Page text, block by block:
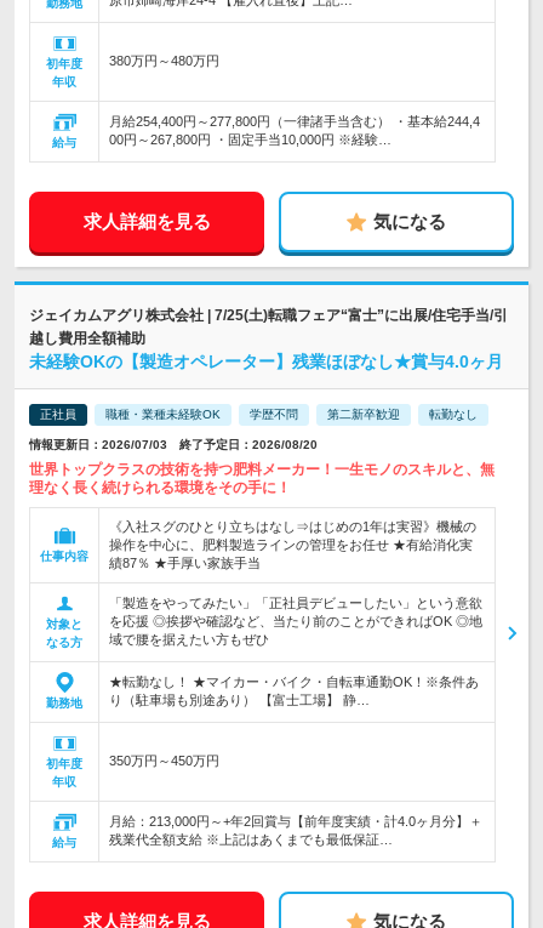
勤務地
初年度
年収
380万円～480万円
給与
月給254,400円～277,800円（一律諸手当含む） ・基本給244,4
00円～267,800円 ・固定手当10,000円 ※経験…
求人詳細を見る 気になる
ジェイカムアグリ株式会社 | 7/25(土)転職フェア“富士”に出展/住宅手当/引
越し費用全額補助
未経験OKの【製造オペレーター】残業ほぼなし★賞与4.0ヶ月
正社員 職種・業種未経験OK 学歴不問 第二新卒歓迎 転勤なし
情報更新日：2026/07/03 終了予定日：2026/08/20
世界トップクラスの技術を持つ肥料メーカー！一生モノのスキルと、無
理なく長く続けられる環境をその手に！
仕事内容
《入社スグのひとり立ちはなし⇒はじめの1年は実習》機械の
操作を中心に、肥料製造ラインの管理をお任せ ★有給消化実
績87％ ★手厚い家族手当
対象と
なる方
「製造をやってみたい」「正社員デビューしたい」という意欲
を応援 ◎挨拶や確認など、当たり前のことができればOK ◎地
域で腰を据えたい方もぜひ
勤務地
★転勤なし！ ★マイカー・バイク・自転車通勤OK！※条件あ
り（駐車場も別途あり） 【富士工場】 静…
初年度
年収
350万円～450万円
給与
月給：213,000円～+年2回賞与【前年度実績・計4.0ヶ月分】＋
残業代全額支給 ※上記はあくまでも最低保証…
求人詳細を見る 気になる